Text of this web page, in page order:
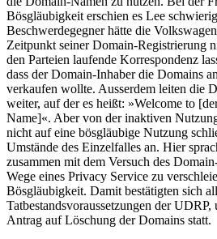
Bösgläubigkeit erschien es Lee
Beschwerdegegner hätte die
Zeitpunkt seiner Domain-Registrierung
den Parteien laufende Korrespondenz
dass der Domain-Inhaber die Domains
verkaufen wollte. Ausserdem leiten die
weiter, auf der es heißt: »Welcome to
Name]«. Aber von der inaktiven
nicht auf eine bösgläubige Nutzung
Umstände des Einzelfalles an. Hier
zusammen mit dem Versuch des
Wege eines Privacy Service zu
Bösgläubigkeit. Damit bestätigten sich
Tatbestandsvoraussetzungen der
Antrag auf Löschung der Domains statt.